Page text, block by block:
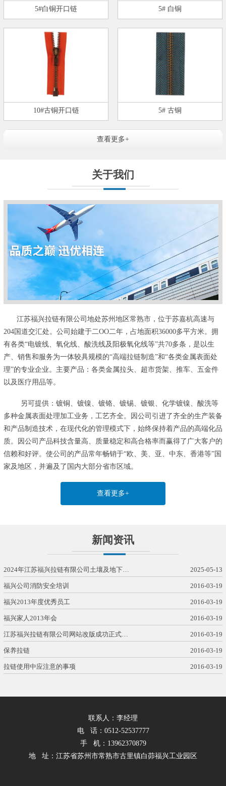
5#白铜开口链 5# 白铜
10#古铜开口链 5# 古铜
查看更多+
关于我们
江苏福兴拉链有限公司地处苏州地区常熟市，位于苏嘉杭高速与
204国道交汇处。公司始建于二OO二年，占地面积36000多平方米。拥
有各类“电镀线、氧化线、酸洗线及阳极氧化线等”共70多条，是以生
产、销售和服务为一体较具规模的“高端拉链制造”和“各类金属表面处
理”的专业企业。主要产品：各类金属拉头、超市货架、推车、五金件
以及医疗用品等。
另可提供：镀铜、镀镍、镀铬、镀锡、镀银、化学镀镍、酸洗等
多种金属表面处理加工业务，工艺齐全。因公司引进了齐全的生产装备
和产品制造技术，在现代化的管理模式下，始终保持着产品的高端化品
质。因公司产品科技含量高、质量稳定和高合格率而赢得了广大客户的
信赖和好评。使公司的产品常年畅销于“欧、美、亚、中东、香港等”国
家及地区，并遍及了国内大部分省市区域。
查看更多+
新闻资讯
2024年江苏福兴拉链有限公司土壤及地下… 2025-05-13
福兴公司消防安全培训 2016-03-19
福兴2013年度优秀员工 2016-03-19
福兴家人2013年会 2016-03-19
江苏福兴拉链有限公司网站改版成功正式… 2016-03-19
保养拉链 2016-03-19
拉链使用中应注意的事项 2016-03-19
联系人：李经理
电 话：0512-52537777
手 机：13962370879
地 址：江苏省苏州市常熟市古里镇白茆福兴工业园区